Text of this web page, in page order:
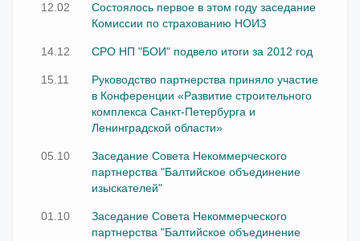
12.02
Состоялось первое в этом году заседание
Комиссии по страхованию НОИЗ
14.12 СРО НП "БОИ" подвело итоги за 2012 год
15.11
Руководство партнерства приняло участие
в Конференции «Развитие строительного
комплекса Санкт-Петербурга и
Ленинградской области»
05.10
Заседание Совета Некоммерческого
партнерства "Балтийское объединение
изыскателей"
01.10
Заседание Совета Некоммерческого
партнерства "Балтийское объединение